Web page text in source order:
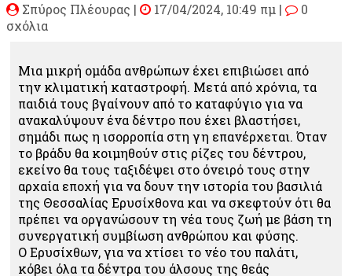
Σπύρος Πλέουρας | 17/04/2024, 10:49 πμ |
0
σχόλια
Μια μικρή ομάδα ανθρώπων έχει επιβιώσει από
την κλιματική καταστροφή. Μετά από χρόνια, τα
παιδιά τους βγαίνουν από το καταφύγιο για να
ανακαλύψουν ένα δέντρο που έχει βλαστήσει,
σημάδι πως η ισορροπία στη γη επανέρχεται. Όταν
το βράδυ θα κοιμηθούν στις ρίζες του δέντρου,
εκείνο θα τους ταξιδέψει στο όνειρό τους στην
αρχαία εποχή για να δουν την ιστορία του βασιλιά
της Θεσσαλίας Ερυσίχθονα και να σκεφτούν ότι θα
πρέπει να οργανώσουν τη νέα τους ζωή με βάση τη
συνεργατική συμβίωση ανθρώπου και φύσης.
Ο Ερυσίχθων, για να χτίσει το νέο του παλάτι,
κόβει όλα τα δέντρα του άλσους της θεάς